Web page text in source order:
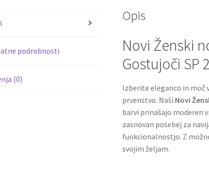
k
podrobnosti
(0)
Opis
Novi Ženski
Gostujoči SP
Izberite eleganco in moč
prvenstvo. Naši Novi
barvi prinašajo moderen
zasnovan posebej za
funkcionalnostjo. Z
svojim željam.